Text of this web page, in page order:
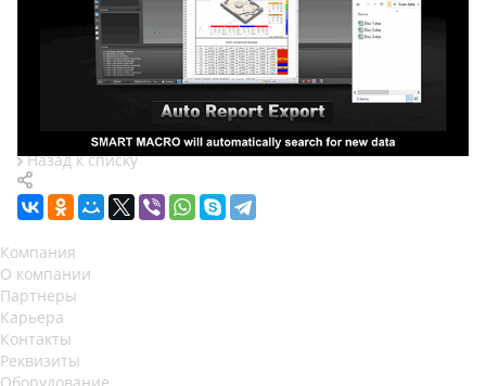
Назад к списку
Компания
О компании
Партнеры
Карьера
Контакты
Реквизиты